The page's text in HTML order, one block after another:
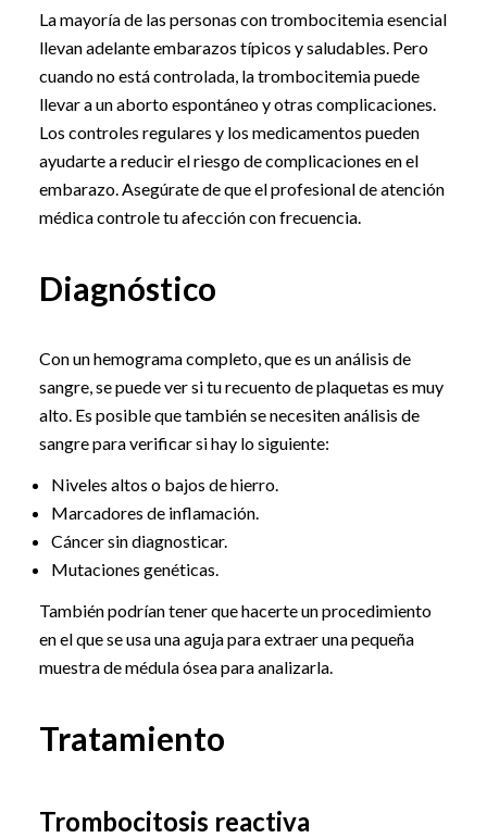
La mayoría de las personas con trombocitemia esencial
llevan adelante embarazos típicos y saludables. Pero
cuando no está controlada, la trombocitemia puede
llevar a un aborto espontáneo y otras complicaciones.
Los controles regulares y los medicamentos pueden
ayudarte a reducir el riesgo de complicaciones en el
embarazo. Asegúrate de que el profesional de atención
médica controle tu afección con frecuencia.
Diagnóstico
Con un hemograma completo, que es un análisis de
sangre, se puede ver si tu recuento de plaquetas es muy
alto. Es posible que también se necesiten análisis de
sangre para verificar si hay lo siguiente:
Niveles altos o bajos de hierro.
Marcadores de inflamación.
Cáncer sin diagnosticar.
Mutaciones genéticas.
También podrían tener que hacerte un procedimiento
en el que se usa una aguja para extraer una pequeña
muestra de médula ósea para analizarla.
Tratamiento
Trombocitosis reactiva